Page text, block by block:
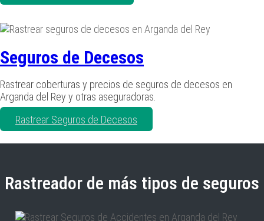
Seguros de Decesos
Rastrear coberturas y precios de seguros de decesos en
Arganda del Rey y otras aseguradoras.
Rastrear Seguros de Decesos
Rastreador de más tipos de seguros